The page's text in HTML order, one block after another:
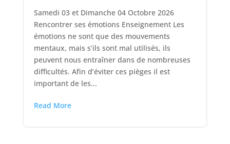
Samedi 03 et Dimanche 04 Octobre 2026
Rencontrer ses émotions Enseignement Les
émotions ne sont que des mouvements
mentaux, mais s’ils sont mal utilisés, ils
peuvent nous entraîner dans de nombreuses
difficultés. Afin d’éviter ces pièges il est
important de les...
Read More